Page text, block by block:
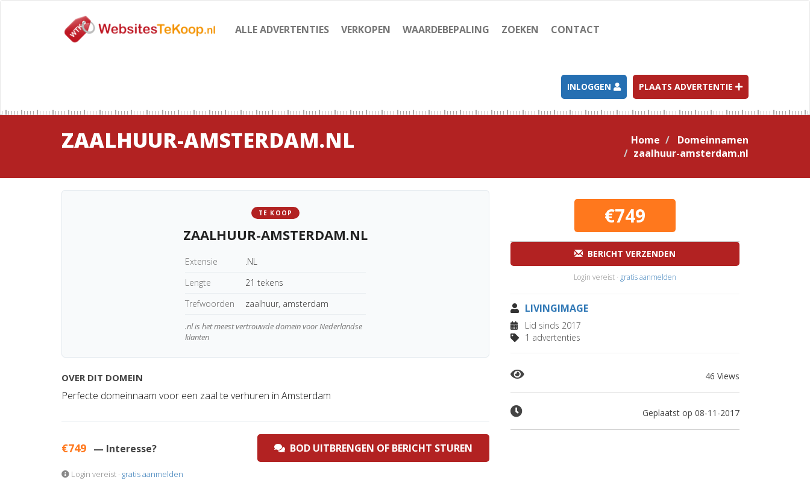
ALLE ADVERTENTIES VERKOPEN WAARDEBEPALING ZOEKEN CONTACT
INLOGGEN PLAATS ADVERTENTIE
ZAALHUUR-AMSTERDAM.NL Home
Domeinnamen
zaalhuur-amsterdam.nl
TE KOOP
ZAALHUUR-AMSTERDAM.NL
Extensie
.NL
Lengte
21 tekens
Trefwoorden
zaalhuur, amsterdam
.nl is het meest vertrouwde domein voor Nederlandse
klanten
OVER DIT DOMEIN
Perfecte domeinnaam voor een zaal te verhuren in Amsterdam
€749 — Interesse? BOD UITBRENGEN OF BERICHT STUREN
Login vereist · gratis aanmelden
€749
BERICHT VERZENDEN
Login vereist · gratis aanmelden
LIVINGIMAGE
Lid sinds 2017
1 advertenties
46 Views
Geplaatst op 08-11-2017